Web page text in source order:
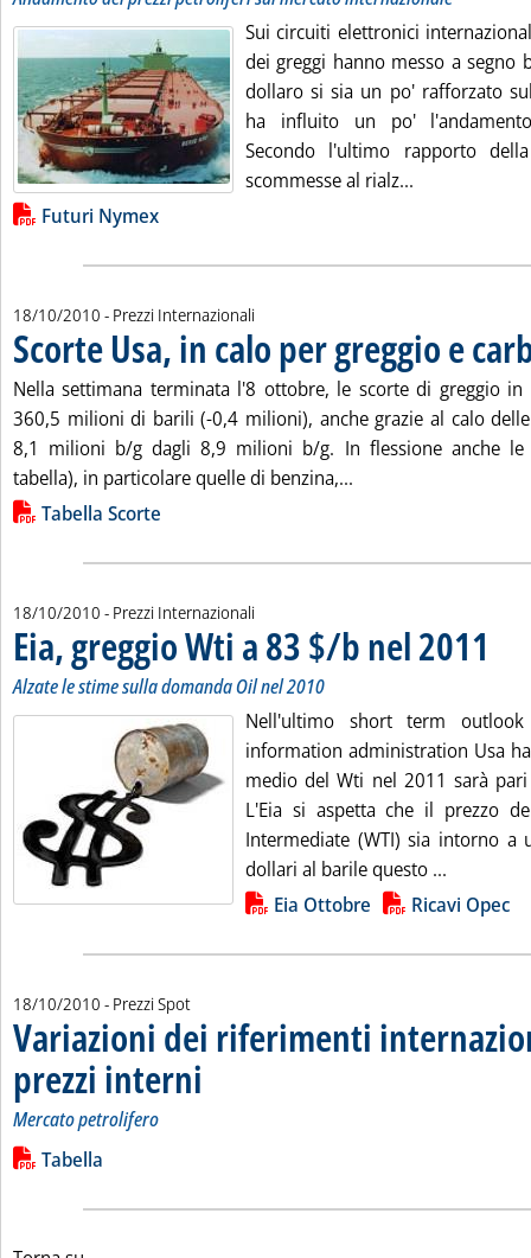
Sui circuiti elettronici
dei greggi hanno messo a segno
dollaro si sia un po' rafforzato
ha influito un po'
Secondo l'ultimo rapporto
scommesse al rialz...
Lista allegati PDF alla notizia
Futuri Nymex
18/10/2010 - Prezzi Internazionali
Scorte Usa, in calo per greggio e
Nella settimana terminata l'8 ottobre, le scorte di greggio
360,5 milioni di barili (-0,4 milioni), anche grazie al calo
8,1 milioni b/g dagli 8,9 milioni b/g. In flessione anche
tabella), in particolare quelle di benzina,...
Lista allegati PDF alla notizia
Tabella Scorte
18/10/2010 - Prezzi Internazionali
Eia, greggio Wti a 83 $/b nel 2011
. Sottotitolo: Alzate le stime sulla domanda Oil nel 2010
. Pubblicata lunedì 18 ottobre 2010 alle 11.33.
Alzate le stime sulla domanda Oil nel 2010
Nell'ultimo short term
information administration Usa
medio del Wti nel 2011 sarà
L'Eia si aspetta che il prezzo
Intermediate (WTI) sia intorno a
dollari al barile questo ...
Lista allegati PDF alla notizia
Eia Ottobre Ricavi Opec
18/10/2010 - Prezzi Spot
Variazioni dei riferimenti
prezzi interni
Mercato petrolifero
Leggi tutta la notizia: 'Variazioni dei riferimenti
Lista allegati PDF alla notizia
Tabella